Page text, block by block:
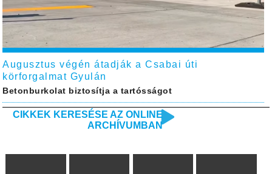
Augusztus végén átadják a Csabai úti
körforgalmat Gyulán
Betonburkolat biztosítja a tartósságot
CIKKEK KERESÉSE AZ ONLINE
ARCHÍVUMBAN